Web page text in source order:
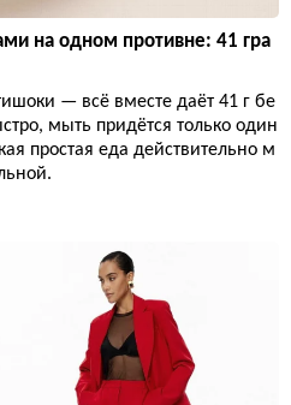
на одном противне: 41 гра
— всё вместе даёт 41 г бе
мыть придётся только один
простая еда действительно м